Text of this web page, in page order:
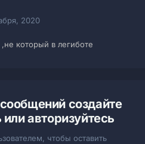
2020
который в легиботе
создайте
авторизуйтесь
чтобы оставить